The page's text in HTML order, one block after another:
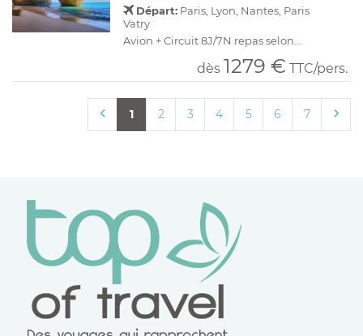
Départ: Paris, Lyon, Nantes, Paris
Vatry
Avion + Circuit 8J/7N repas selon...
dès 1279 € TTC/pers.
1 2 3 4 5 6 7